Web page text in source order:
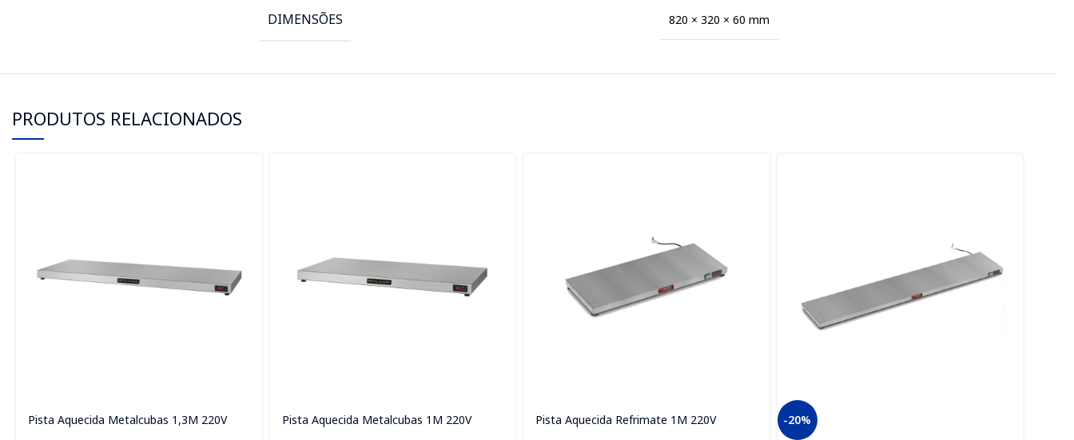
DIMENSÕES 820 × 320 × 60 mm
PRODUTOS RELACIONADOS
Pista Aquecida Metalcubas 1,3M 220V
Pista Aquecida Metalcubas 1M 220V
Pista Aquecida Refrimate 1M 220V
-20%